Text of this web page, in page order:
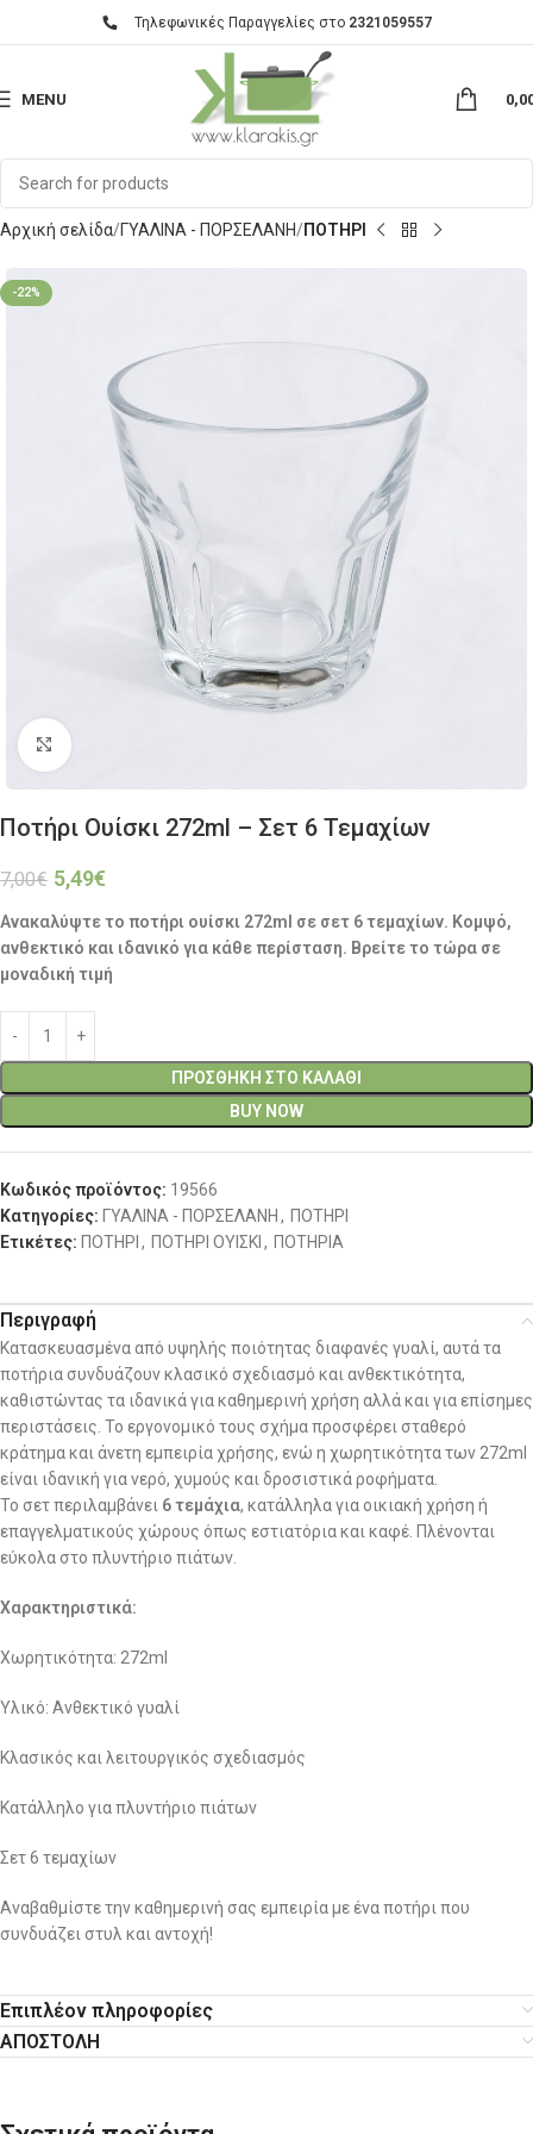
Τηλεφωνικές Παραγγελίες στο 2321059557
MENU
Αρχική σελίδα ΓΥΑΛΙΝΑ - ΠΟΡΣΕΛΑΝΗ ΠΟΤΗΡΙ
-22%
Click to enlarge
Ποτήρι Ουίσκι 272ml – Σετ 6 Τεμαχίων
7,00€ 5,49€
Ανακαλύψτε το ποτήρι ουίσκι 272ml σε σετ 6 τεμαχίων. Κομψό,
ανθεκτικό και ιδανικό για κάθε περίσταση. Βρείτε το τώρα σε
μοναδική τιμή
ΠΡΟΣΘΉΚΗ ΣΤΟ ΚΑΛΆΘΙ
BUY NOW
Κωδικός προϊόντος: 19566
Κατηγορίες: ΓΥΑΛΙΝΑ - ΠΟΡΣΕΛΑΝΗ , ΠΟΤΗΡΙ
Ετικέτες: ΠΟΤΗΡΙ , ΠΟΤΗΡΙ ΟΥΙΣΚΙ , ΠΟΤΗΡΙΑ
Περιγραφή
Κατασκευασμένα από υψηλής ποιότητας διαφανές γυαλί, αυτά τα
ποτήρια συνδυάζουν κλασικό σχεδιασμό και ανθεκτικότητα,
καθιστώντας τα ιδανικά για καθημερινή χρήση αλλά και για επίσημες
περιστάσεις. Το εργονομικό τους σχήμα προσφέρει σταθερό
κράτημα και άνετη εμπειρία χρήσης, ενώ η χωρητικότητα των 272ml
είναι ιδανική για νερό, χυμούς και δροσιστικά ροφήματα.
Το σετ περιλαμβάνει 6 τεμάχια, κατάλληλα για οικιακή χρήση ή
επαγγελματικούς χώρους όπως εστιατόρια και καφέ. Πλένονται
εύκολα στο πλυντήριο πιάτων.
Χαρακτηριστικά:
Χωρητικότητα: 272ml
Υλικό: Ανθεκτικό γυαλί
Κλασικός και λειτουργικός σχεδιασμός
Κατάλληλο για πλυντήριο πιάτων
Σετ 6 τεμαχίων
Αναβαθμίστε την καθημερινή σας εμπειρία με ένα ποτήρι που
συνδυάζει στυλ και αντοχή!
Επιπλέον πληροφορίες
ΑΠΟΣΤΟΛΗ